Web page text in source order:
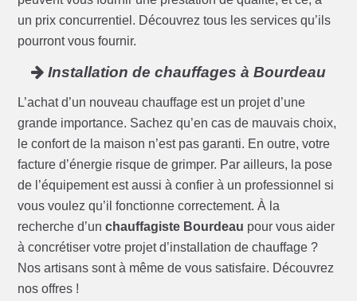
un prix concurrentiel. Découvrez tous les services qu’ils
pourront vous fournir.
Installation de chauffages à Bourdeau
L’achat d’un nouveau chauffage est un projet d’une
grande importance. Sachez qu’en cas de mauvais choix,
le confort de la maison n’est pas garanti. En outre, votre
facture d’énergie risque de grimper. Par ailleurs, la pose
de l’équipement est aussi à confier à un professionnel si
vous voulez qu’il fonctionne correctement. À la
recherche d’unchauffagiste Bourdeau pour vous aider
à concrétiser votre projet d’installation de chauffage ?
Nos artisans sont à même de vous satisfaire. Découvrez
nos offres !